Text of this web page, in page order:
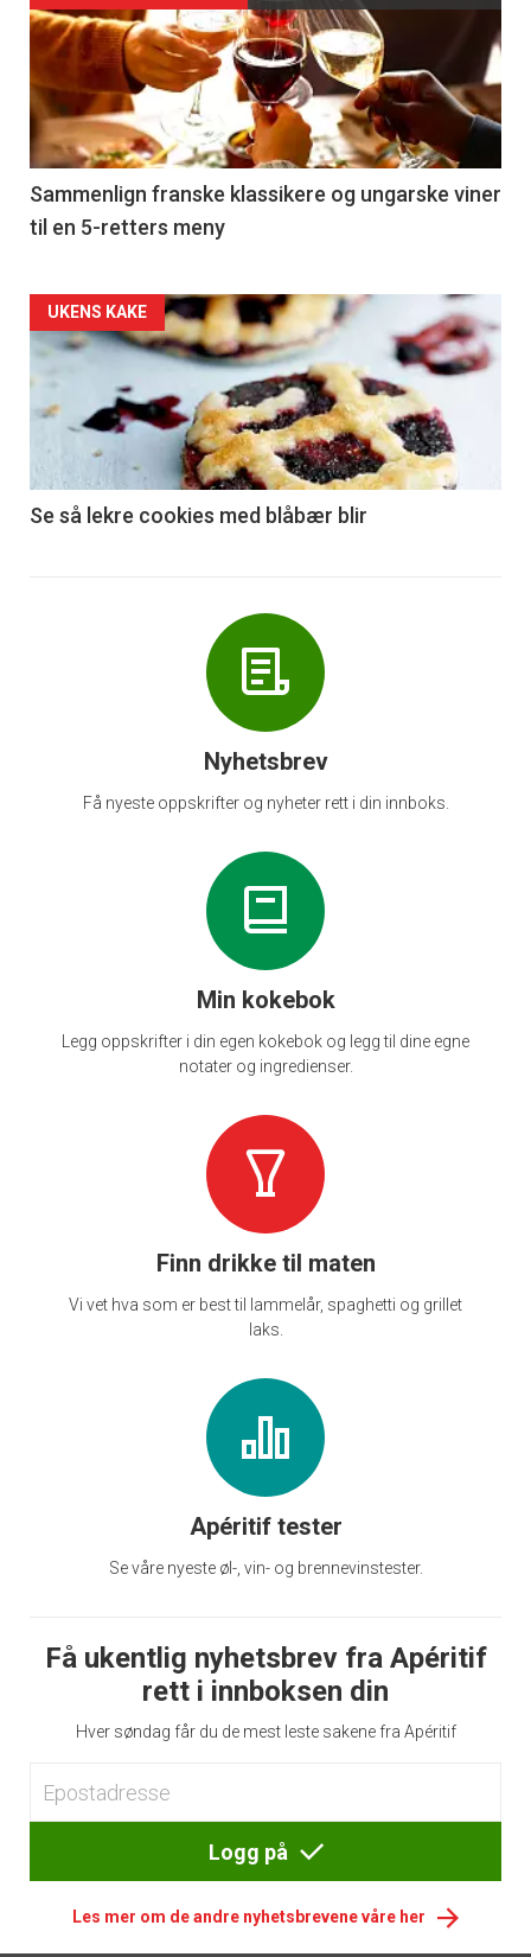
akkurat
nå
-
5
Sammenlign franske klassikere og ungarske viner
til en 5-retters meny
Forsiden
akkurat
nå
6
UKENS KAKE
Se så lekre cookies med blåbær blir
Nyhetsbrev
Få nyeste oppskrifter og nyheter rett i din innboks.
Min kokebok
Legg oppskrifter i din egen kokebok og legg til dine egne
notater og ingredienser.
Finn drikke til maten
Vi vet hva som er best til lammelår, spaghetti og grillet
laks.
Apéritif tester
Se våre nyeste øl-, vin- og brennevinstester.
Få ukentlig nyhetsbrev fra Apéritif
rett i innboksen din
Hver søndag får du de mest leste sakene fra Apéritif
Logg på
Les mer om de andre nyhetsbrevene våre her